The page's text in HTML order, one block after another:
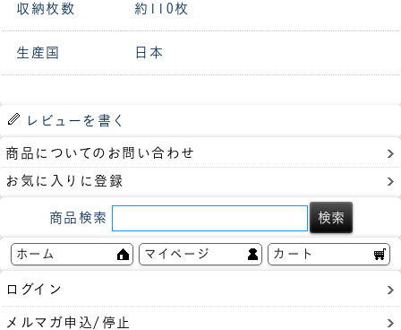
収納枚数 約110枚
生産国 日本
レビューを書く
商品についてのお問い合わせ
お気に入りに登録
商品検索
ホーム マイページ カート
ログイン
メルマガ申込/停止